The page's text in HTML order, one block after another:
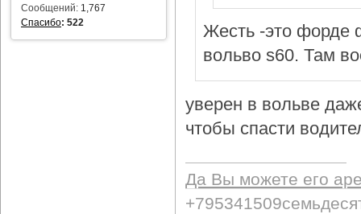
Сообщений: 1,767
Спасибо: 522
Жесть -это форде
вольво s60. Там
уверен в вольве
чтобы спасти
Да Вы можете его